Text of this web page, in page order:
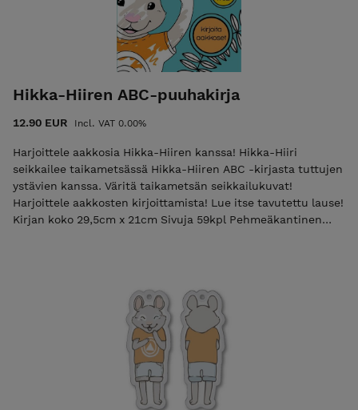
Hikka-Hiiren ABC-puuhakirja
12.90 EUR Incl. VAT 0.00%
Harjoittele aakkosia Hikka-Hiiren kanssa! Hikka-Hiiri
seikkailee taikametsässä Hikka-Hiiren ABC -kirjasta tuttujen
ystävien kanssa. Väritä taikametsän seikkailukuvat!
Harjoittele aakkosten kirjoittamista! Lue itse tavutettu lause!
Kirjan koko 29,5cm x 21cm Sivuja 59kpl Pehmeäkantinen